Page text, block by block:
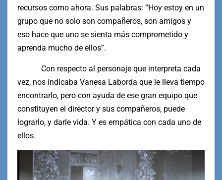
recursos como ahora. Sus palabras: “Hoy estoy en un
grupo que no solo son compañeros, son amigos y
eso hace que uno se sienta más comprometido y
aprenda mucho de ellos”.
Con respecto al personaje que interpreta cada
vez, nos indicaba Vanesa Laborda que le lleva tiempo
encontrarlo, pero con ayuda de ese gran equipo que
constituyen el director y sus compañeros, puede
lograrlo, y darle vida. Y es empática con cada uno de
ellos.